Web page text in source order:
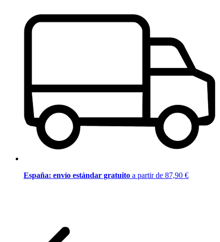
España: envío estándar gratuito a partir de 87,90 €